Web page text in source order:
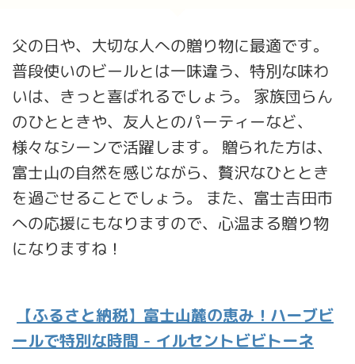
父の日や、大切な人への贈り物に最適です。
普段使いのビールとは一味違う、特別な味わ
いは、きっと喜ばれるでしょう。 家族団らん
のひとときや、友人とのパーティーなど、
様々なシーンで活躍します。 贈られた方は、
富士山の自然を感じながら、贅沢なひととき
を過ごせることでしょう。 また、富士吉田市
への応援にもなりますので、心温まる贈り物
になりますね！
【ふるさと納税】富士山麓の恵み！ハーブビ
ールで特別な時間 - イルセントビビトーネ